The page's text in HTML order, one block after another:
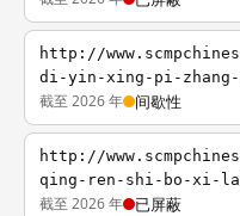
http://
di-yin-xing-pi-
截至 2026 年 间歇性
http://
qing-ren-shi-bo-xi-
截至 2026 年 已屏蔽